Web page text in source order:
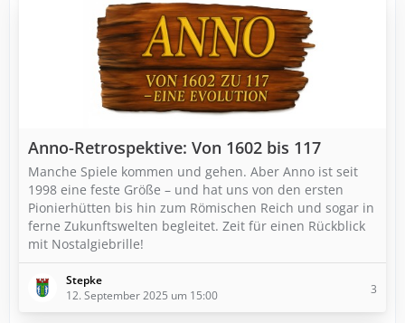
Anno-Retrospektive: Von 1602 bis 117
Manche Spiele kommen und gehen. Aber Anno ist seit
1998 eine feste Größe – und hat uns von den ersten
Pionierhütten bis hin zum Römischen Reich und sogar in
ferne Zukunftswelten begleitet. Zeit für einen Rückblick
mit Nostalgiebrille!
Stepke
12. September 2025 um 15:00
3